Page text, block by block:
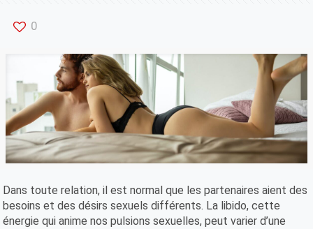
0
Dans toute relation, il est normal que les partenaires aient des
besoins et des désirs sexuels différents. La libido, cette
énergie qui anime nos pulsions sexuelles, peut varier d’une